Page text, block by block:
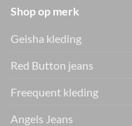
Shop op merk
Geisha kleding
Red Button jeans
Freequent kleding
Angels Jeans